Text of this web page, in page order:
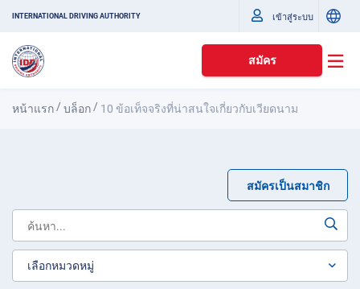
INTERNATIONAL DRIVING AUTHORITY เข้าสู่ระบบ
สมัคร
หน้าแรก /บล็อก / 10 ข้อเท็จจริงที่น่าสนใจเกี่ยวกับเวียดนาม
สมัครเป็นสมาชิก